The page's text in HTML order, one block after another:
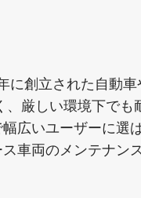
創立された自動
厳しい環境下で
広いユーザーに選
車両のメンテナン